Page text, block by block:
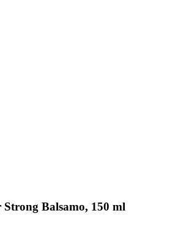
Strong Balsamo, 150 ml